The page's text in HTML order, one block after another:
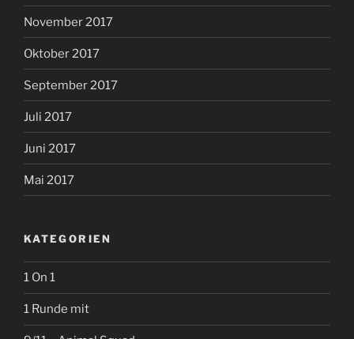
November 2017
Oktober 2017
September 2017
Juli 2017
Juni 2017
Mai 2017
KATEGORIEN
1 On 1
1 Runde mit